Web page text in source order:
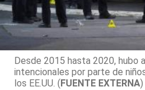
Desde 2015 hasta 2020, hubo
intencionales por parte de
los EE.UU. (FUENTE EXTERNA)